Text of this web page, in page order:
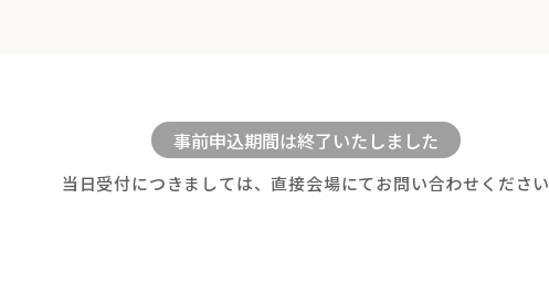
当日受付につきましては、直接会場にてお問い合わせください